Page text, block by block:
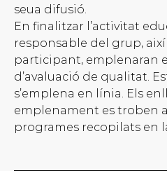
seua difusió.
En finalitzar l’activitat
responsable del grup,
participant, emplenaran
d’avaluació de qualitat.
s’emplena en línia. Els
emplenament es troben
programes recopilats en